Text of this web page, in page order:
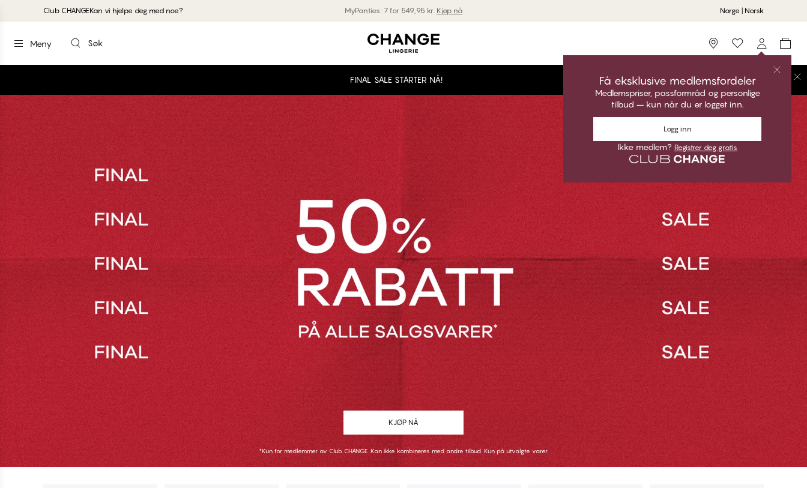
Club CHANGEKan vi hjelpe deg med noe? Gratis levering ved kjøp over 850 kr. Norge | Norsk
Meny Søk Storefinder
FINAL SALE STARTER NÅ!
KJØP NÅ
*Kun for medlemmer av Club CHANGE. Kan ikke kombineres med andre tilbud. Kun på utvalgte varer.
50% RABATT PÅ ALT
BADETØY PÅ SALG*
KJØP NÅ
50% RABATT PÅ ALLE BH-ER
PÅ SALG*
KJØP NÅ
50% RABATT PÅ ALLE TRUSER
PÅ SALG*
KJØP NÅ
50% RABATT PÅ ALT NATTØY
PÅ SALG*
KJØP NÅ